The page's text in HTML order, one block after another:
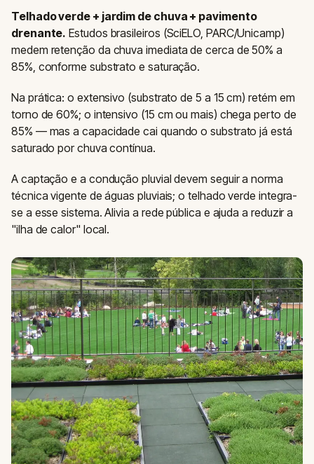
Telhado verde + jardim de chuva + pavimento
drenante. Estudos brasileiros (SciELO, PARC/Unicamp)
medem retenção da chuva imediata de cerca de 50% a
85%, conforme substrato e saturação.
Na prática: o extensivo (substrato de 5 a 15 cm) retém em
torno de 60%; o intensivo (15 cm ou mais) chega perto de
85% — mas a capacidade cai quando o substrato já está
saturado por chuva contínua.
A captação e a condução pluvial devem seguir a norma
técnica vigente de águas pluviais; o telhado verde integra-
se a esse sistema. Alivia a rede pública e ajuda a reduzir a
"ilha de calor" local.